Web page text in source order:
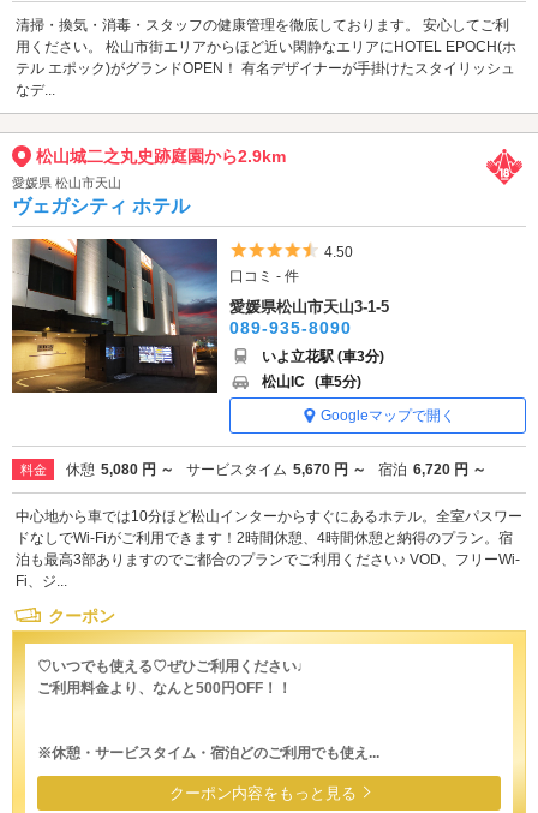
清掃・換気・消毒・スタッフの健康管理を徹底しております。 安心してご利
用ください。 松山市街エリアからほど近い閑静なエリアにHOTEL EPOCH(ホ
テル エポック)がグランドOPEN！ 有名デザイナーが手掛けたスタイリッシュ
なデ...
松山城二之丸史跡庭園から2.9km
愛媛県 松山市天山
ヴェガシティ ホテル
5つ星のうち4.5
4.50
口コミ - 件
愛媛県松山市天山3-1-5
089-935-8090
いよ立花駅 (車3分)
松山IC (車5分)
Googleマップで開く
料金 休憩 5,080 円 ～ サービスタイム 5,670 円 ～ 宿泊 6,720 円 ～
中心地から車では10分ほど松山インターからすぐにあるホテル。全室パスワー
ドなしでWi-Fiがご利用できます！2時間休憩、4時間休憩と納得のプラン。宿
泊も最高3部ありますのでご都合のプランでご利用ください♪ VOD、フリーWi-
Fi、ジ...
クーポン
♡いつでも使える♡ぜひご利用ください♩
ご利用料金より、なんと500円OFF！！
※休憩・サービスタイム・宿泊どのご利用でも使え...
クーポン内容をもっと見る